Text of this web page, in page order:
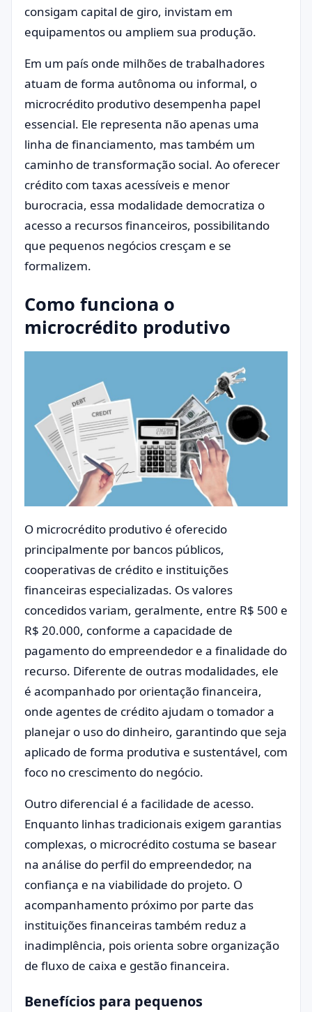
consigam capital de giro, invistam em
equipamentos ou ampliem sua produção.
Em um país onde milhões de trabalhadores
atuam de forma autônoma ou informal, o
microcrédito produtivo desempenha papel
essencial. Ele representa não apenas uma
linha de financiamento, mas também um
caminho de transformação social. Ao oferecer
crédito com taxas acessíveis e menor
burocracia, essa modalidade democratiza o
acesso a recursos financeiros, possibilitando
que pequenos negócios cresçam e se
formalizem.
Como funciona o
microcrédito produtivo
O microcrédito produtivo é oferecido
principalmente por bancos públicos,
cooperativas de crédito e instituições
financeiras especializadas. Os valores
concedidos variam, geralmente, entre R$ 500 e
R$ 20.000, conforme a capacidade de
pagamento do empreendedor e a finalidade do
recurso. Diferente de outras modalidades, ele
é acompanhado por orientação financeira,
onde agentes de crédito ajudam o tomador a
planejar o uso do dinheiro, garantindo que seja
aplicado de forma produtiva e sustentável, com
foco no crescimento do negócio.
Outro diferencial é a facilidade de acesso.
Enquanto linhas tradicionais exigem garantias
complexas, o microcrédito costuma se basear
na análise do perfil do empreendedor, na
confiança e na viabilidade do projeto. O
acompanhamento próximo por parte das
instituições financeiras também reduz a
inadimplência, pois orienta sobre organização
de fluxo de caixa e gestão financeira.
Benefícios para pequenos